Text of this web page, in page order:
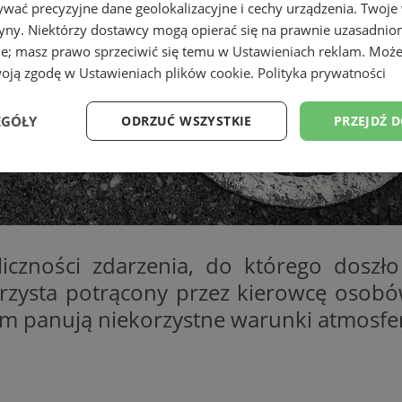
zdarzenia, do którego
potrącony przez kierowcę
panują niekorzystne warunki
precyzyjne dane geolokalizacyjne i cechy urządzenia.
Niektórzy dostawcy mogą opierać się na prawnie
masz prawo sprzeciwić się temu w Ustawieniach reklam.
zgodę w Ustawieniach plików cookie. Polityka prywatności
PRZEJDŹ
ODRZUĆ WSZYSTKIE
Wydajność Targetowanie Funkcjonalność
Wydajność Targetowanie Funkcjonalność
umożliwiają korzystanie z podstawowych funkcji strony internetowej, takich jak